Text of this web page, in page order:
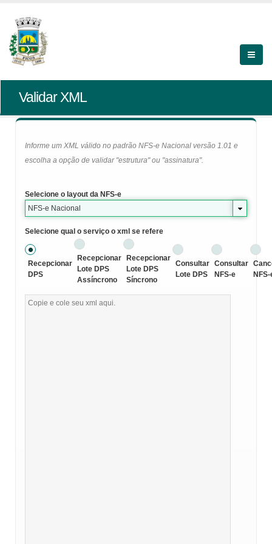
Validar XML
Informe um XML válido no padrão NFS-e Nacional versão 1.01 e
escolha a opção de validar "estrutura" ou "assinatura".
Selecione o layout da NFS-e
NFS-e Nacional
Selecione qual o serviço o xml se refere
Recepcionar
DPS
Recepcionar
Lote DPS
Assíncrono
Recepcionar
Lote DPS
Síncrono
Consultar
Lote DPS
Consultar
NFS-e
NFS-